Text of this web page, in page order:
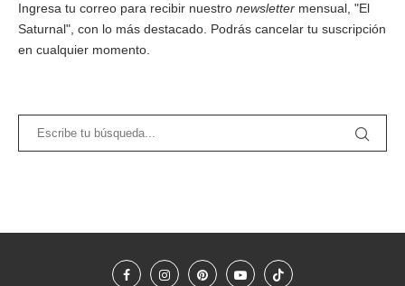
Ingresa tu correo para recibir nuestro newsletter mensual, "El
Saturnal", con lo más destacado. Podrás cancelar tu suscripción
en cualquier momento.